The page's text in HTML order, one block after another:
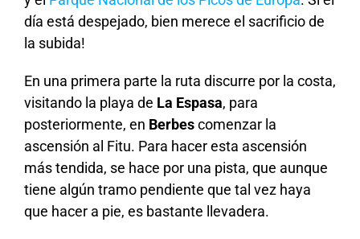
día está despejado, bien merece el sacrificio de
la subida!
En una primera parte la ruta discurre por la costa,
visitando la playa de La Espasa, para
posteriormente, en Berbescomenzar la
ascensión al Fitu. Para hacer esta ascensión
más tendida, se hace por una pista, que aunque
tiene algún tramo pendiente que tal vez haya
que hacer a pie, es bastante llevadera.